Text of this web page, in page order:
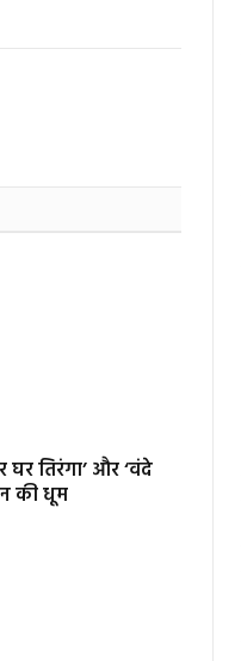
घर तिरंगा’ और ‘वंदे
की धूम